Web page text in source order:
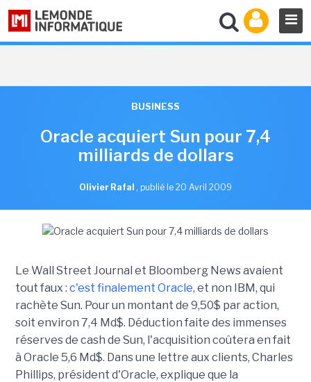
BUSINESS
Oracle acquiert Sun pour 7,4
milliards de dollars
Olivier Rafal , publié le 20 Avril 2009
Le Wall Street Journal et Bloomberg News avaient
tout faux : c'est finalement Oracle, et non IBM, qui
rachète Sun. Pour un montant de 9,50$ par action,
soit environ 7,4 Md$. Déduction faite des immenses
réserves de cash de Sun, l'acquisition coûtera en fait
à Oracle 5,6 Md$. Dans une lettre aux clients, Charles
Phillips, président d'Oracle, explique que la